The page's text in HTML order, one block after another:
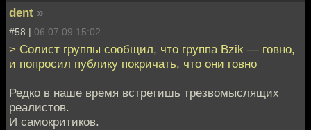
dent »
#58 | 06.07.09 15:02
> Солист группы сообщил, что группа Bzik — говно,
и попросил публику покричать, что они говно
Редко в наше время встретишь трезвомыслящих
реалистов.
И самокритиков.